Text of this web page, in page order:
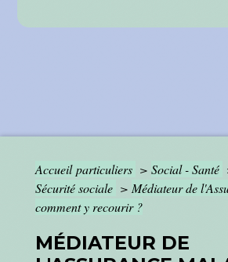
Accueil particuliers > Social - Santé
Sécurité sociale > Médiateur de
comment y recourir ?
MÉDIATEUR DE